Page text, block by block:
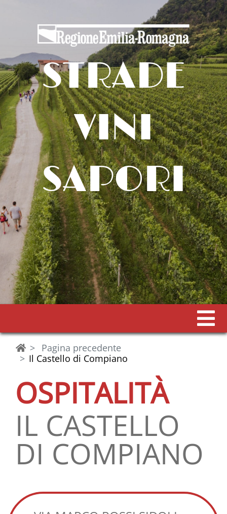
STRADE
VINI
SAPORI
Pagina precedente
Il Castello di Compiano
OSPITALITÀ
IL CASTELLO
DI COMPIANO